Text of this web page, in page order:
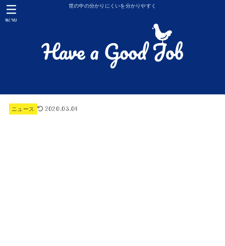
世の中の分かりにくいを分かりやすく
MENU
ニュース 2020.03.04